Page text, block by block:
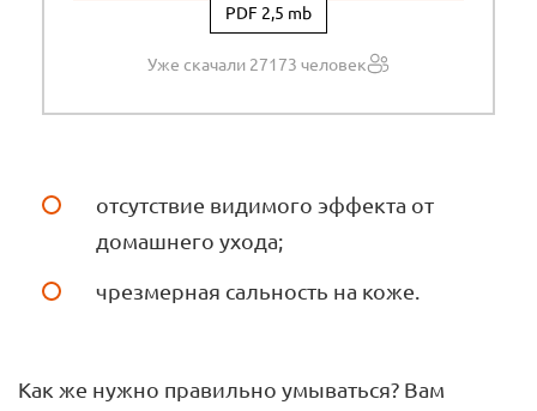
PDF 2,5 mb
Уже скачали 27173 человек
отсутствие видимого эффекта от
домашнего ухода;
чрезмерная сальность на коже.
Как же нужно правильно умываться? Вам